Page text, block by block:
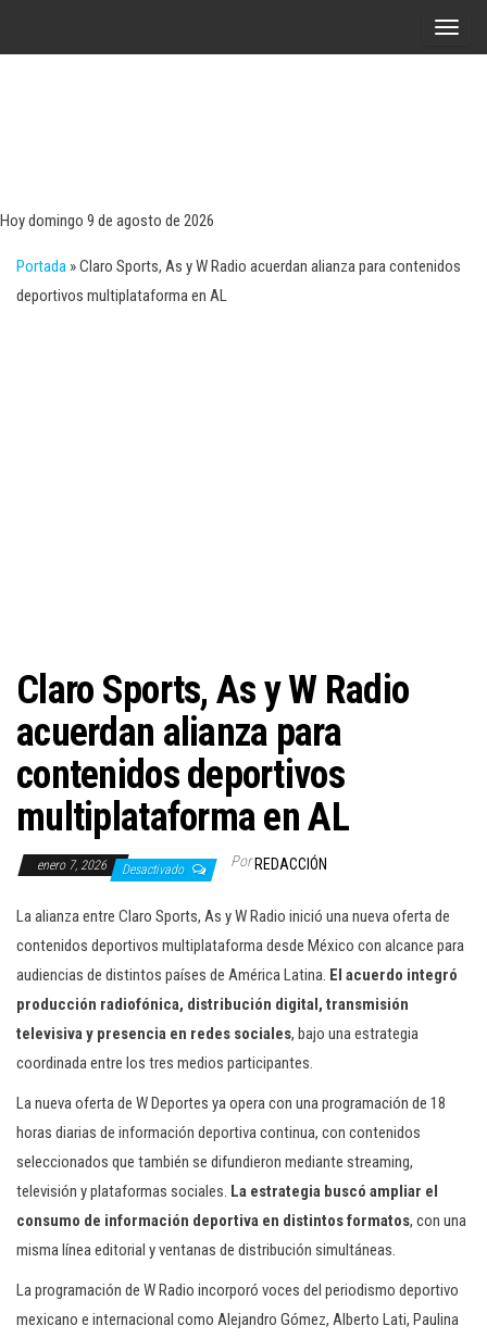
A
l
Hoy domingo 9 de agosto de 2026
Portada »Claro Sports, As y W Radio acuerdan alianza para contenidos
deportivos multiplataforma en AL
Claro Sports, As y W Radio
acuerdan alianza para
contenidos deportivos
multiplataforma en AL
enero 7, 2026 Desactivado Por REDACCIÓN
La alianza entre Claro Sports, As y W Radio inició una nueva oferta de
contenidos deportivos multiplataforma desde México con alcance para
audiencias de distintos países de América Latina. El acuerdo integró
producción radiofónica, distribución digital, transmisión
televisiva y presencia en redes sociales, bajo una estrategia
coordinada entre los tres medios participantes.
La nueva oferta de W Deportes ya opera con una programación de 18
horas diarias de información deportiva continua, con contenidos
seleccionados que también se difundieron mediante streaming,
televisión y plataformas sociales. La estrategia buscó ampliar el
consumo de información deportiva en distintos formatos, con una
misma línea editorial y ventanas de distribución simultáneas.
La programación de W Radio incorporó voces del periodismo deportivo
mexicano e internacional como Alejandro Gómez, Alberto Lati, Paulina